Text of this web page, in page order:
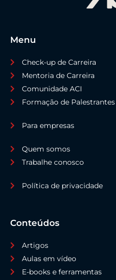
Menu
Check-up de Carreira
Mentoria de Carreira
Comunidade ACI
Formação de Palestrantes
Para empresas
Quem somos
Trabalhe conosco
Política de privacidade
Conteúdos
Artigos
Aulas em vídeo
E-books e ferramentas